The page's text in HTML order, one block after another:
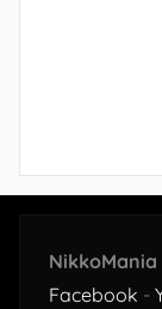
NikkoMania
Facebook -